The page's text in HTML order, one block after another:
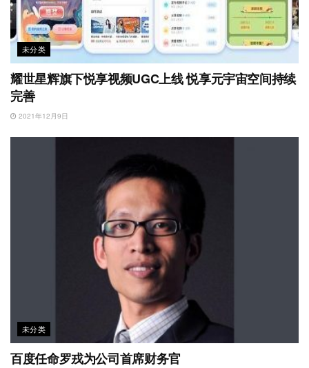
未分类
耀世星辉旗下悦享视频UGC上线 悦享元宇宙空间持续
完善
2021年12月9日
未分类
百度任命罗戎为公司首席财务官